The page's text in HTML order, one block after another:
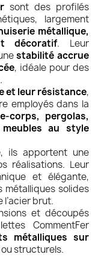
sont des profilés
largement
métallique,
décoratif. Leur
stabilité accrue
, idéale pour des
et leur résistance,
employés dans la
corps, pergolas,
au style
ils apportent une
réalisations. Leur
et élégante,
solides
l’acier brut.
et découpés
CommentFer
métalliques sur
structurels.